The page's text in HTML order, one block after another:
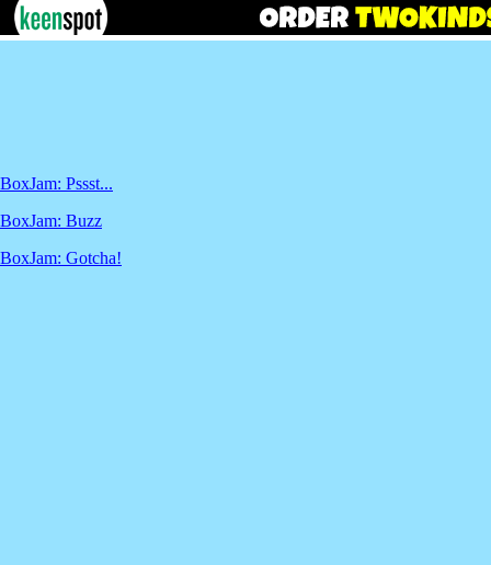
BoxJam: Pssst...
BoxJam: Buzz
BoxJam: Gotcha!